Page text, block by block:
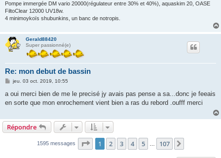
Pompe immergée DM vario 20000(régulateur entre 30% et 40%), aquaskim 20, OASE
FiltoClear 12000 UV18w.
4 minimoykoïs shubunkins, un banc de notropis.
Gerald88420
Super passionné(e)
Re: mon debut de bassin
M
s
a
jeu. 03 oct. 2019, 10:55
a oui merci bien de me le precisé jy avais pas pense a sa...donc je feeais
en sorte que mon enrochement vient bien a ras du rebord .oufff merci
Répondre
1595 messages Page 1sur107
1 2 3 4 5 107